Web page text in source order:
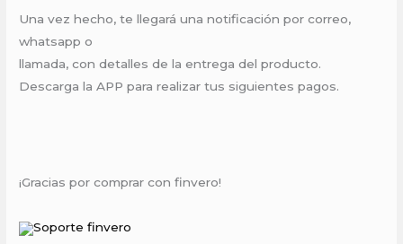
Una vez hecho, te llegará una notificación por correo,
whatsapp o
llamada, con detalles de la entrega del producto.
Descarga la APP para realizar tus siguientes pagos.
¡Gracias por comprar con finvero!
Soporte finvero